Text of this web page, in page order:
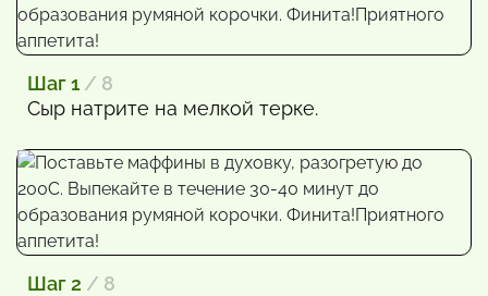
Шаг 1 / 8
Сыр натрите на мелкой терке.
Шаг 2 / 8